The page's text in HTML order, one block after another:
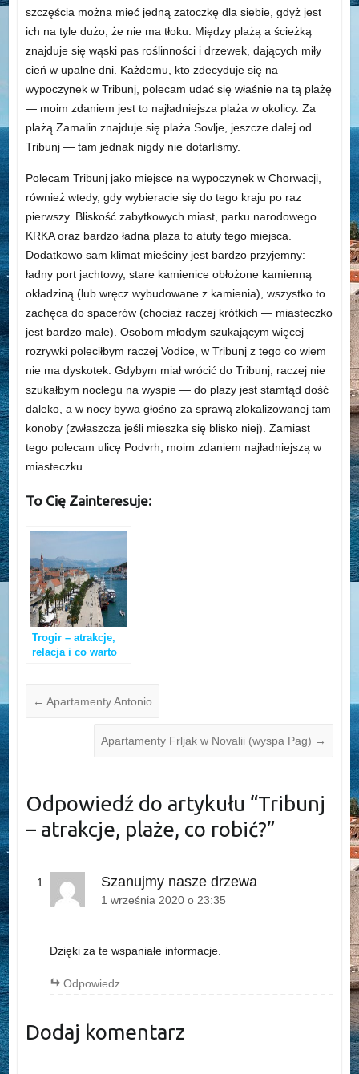
szczęścia można mieć jedną zatoczkę dla siebie, gdyż jest
ich na tyle dużo, że nie ma tłoku. Między plażą a ścieżką
znajduje się wąski pas roślinności i drzewek, dających miły
cień w upalne dni. Każdemu, kto zdecyduje się na
wypoczynek w Tribunj, polecam udać się właśnie na tą plażę
— moim zdaniem jest to najładniejsza plaża w okolicy. Za
plażą Zamalin znajduje się plaża Sovlje, jeszcze dalej od
Tribunj — tam jednak nigdy nie dotarliśmy.
Polecam Tribunj jako miejsce na wypoczynek w Chorwacji,
również wtedy, gdy wybieracie się do tego kraju po raz
pierwszy. Bliskość zabytkowych miast, parku narodowego
KRKA oraz bardzo ładna plaża to atuty tego miejsca.
Dodatkowo sam klimat mieściny jest bardzo przyjemny:
ładny port jachtowy, stare kamienice obłożone kamienną
okładziną (lub wręcz wybudowane z kamienia), wszystko to
zachęca do spacerów (chociaż raczej krótkich — miasteczko
jest bardzo małe). Osobom młodym szukającym więcej
rozrywki poleciłbym raczej Vodice, w Tribunj z tego co wiem
nie ma dyskotek. Gdybym miał wrócić do Tribunj, raczej nie
szukałbym noclegu na wyspie — do plaży jest stamtąd dość
daleko, a w nocy bywa głośno za sprawą zlokalizowanej tam
konoby (zwłaszcza jeśli mieszka się blisko niej). Zamiast
tego polecam ulicę Podvrh, moim zdaniem najładniejszą w
miasteczku.
To Cię Zainteresuje:
Trogir – atrakcje,
relacja i co warto
← Apartamenty Antonio
Apartamenty Frljak w Novalii (wyspa Pag) →
Odpowiedź do artykułu “Tribunj
– atrakcje, plaże, co robić?”
Szanujmy nasze drzewa
1 września 2020 o 23:35
Dzięki za te wspaniałe informacje.
Odpowiedz
Dodaj komentarz